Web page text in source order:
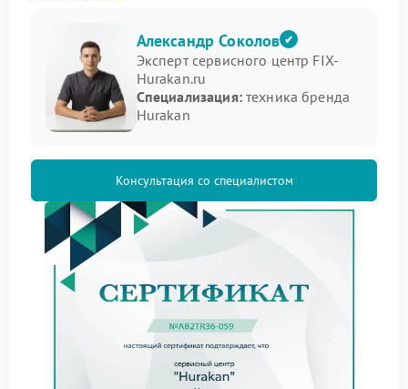
точного определения причины и устранения самого
сбоя, а не только его внешнего признака.
На что стоит обратить внимание
Полезно заранее отметить, как именно меняется
яркость падает сразу после включения;
мерцание усиливается при нагреве;
часть символов видна не полностью;
подсветка пропадает на короткое время.
Через сервис Hurakan можно определить, связано
ли нарушение с контактами дисплея, питающей
частью или модулем управления. Такие детали
важны, поскольку одинаковый внешний симптом
может иметь разную техническую причину.
Как устраняется неисправность
Александр Соколов
Эксперт сервисного центр FIX-
Hurakan.ru
Специализация:техника бренда
Hurakan
Консультация со специалистом